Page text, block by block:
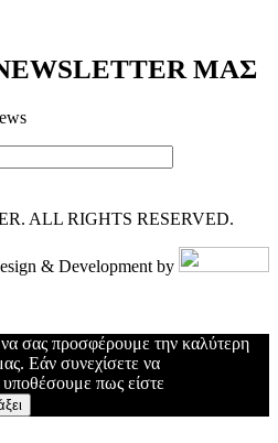
ΜΑΣ
ALL RIGHTS RESERVED.
& Development by
σας προσφέρουμε την καλύτερη
Εάν συνεχίσετε να
υποθέσουμε πως είστε